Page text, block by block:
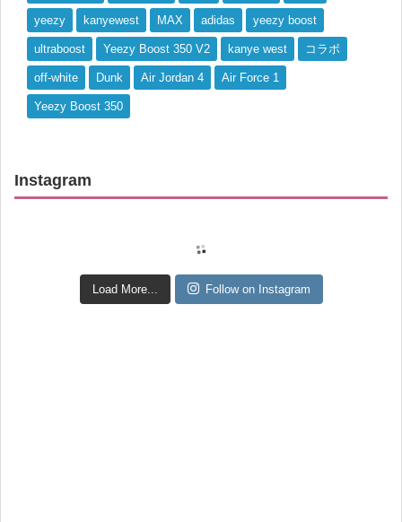
yeezy kanyewest MAX adidas yeezy boost
ultraboost Yeezy Boost 350 V2 kanye west コラボ
off-white Dunk Air Jordan 4 Air Force 1
Yeezy Boost 350
Instagram
Load More... Follow on Instagram